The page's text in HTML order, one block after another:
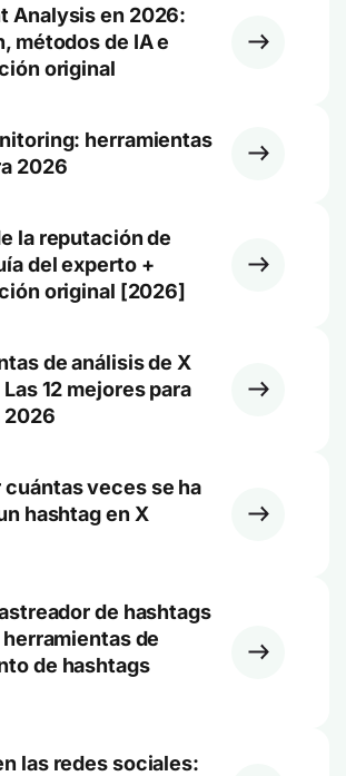
Analysis en 2026:
métodos de IA e
original
herramientas
2026
la reputación de
del experto +
original [2026]
de análisis de X
12 mejores para
2026
cuántas veces se ha
hashtag en X
de hashtags
de
de hashtags
las redes sociales: